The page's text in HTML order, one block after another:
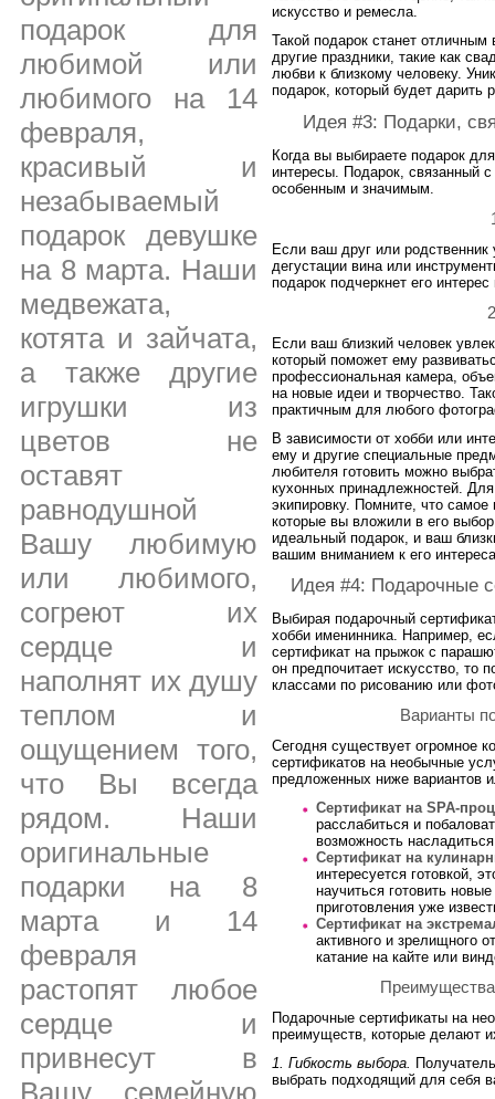
подарок для
любимой или
любимого на 14
февраля,
красивый и
незабываемый
подарок девушке
на 8 марта. Наши
медвежата,
котята и зайчата,
а также другие
игрушки из
цветов не
оставят
равнодушной
Вашу любимую
или любимого,
согреют их
сердце и
наполнят их душу
теплом и
ощущением того,
что Вы всегда
рядом. Наши
оригинальные
подарки на 8
марта и 14
февраля
растопят любое
сердце и
привнесут в
Вашу семейную
искусство и ремесла.
Такой подарок станет
другие праздники, такие как
любви к близкому человеку.
подарок, который будет дарить
Идея #3: Подарки,
Когда вы выбираете подарок
интересы. Подарок, связанный
особенным и значимым.
Если ваш друг или
дегустации вина или
подарок подчеркнет его
Если ваш близкий человек
который поможет ему
профессиональная камера,
на новые идеи и творчество.
практичным для любого
В зависимости от хобби или
ему и другие специальные
любителя готовить можно
кухонных принадлежностей.
экипировку. Помните, что самое
которые вы вложили в его
идеальный подарок, и ваш
вашим вниманием к его
Идея #4: Подарочные
Выбирая подарочный
хобби именинника. Например,
сертификат на прыжок с
он предпочитает искусство, то
классами по рисованию или
Варианты
Сегодня существует огромное
сертификатов на необычные
предложенных ниже вариантов
Сертификат на SPA-
расслабиться и
возможность
Сертификат на
интересуется готовкой,
научиться готовить
приготовления уже
Сертификат на
активного и зрелищного
катание на кайте или
Подарочные сертификаты на
преимуществ, которые делают
1. Гибкость выбора.
выбрать подходящий для себя